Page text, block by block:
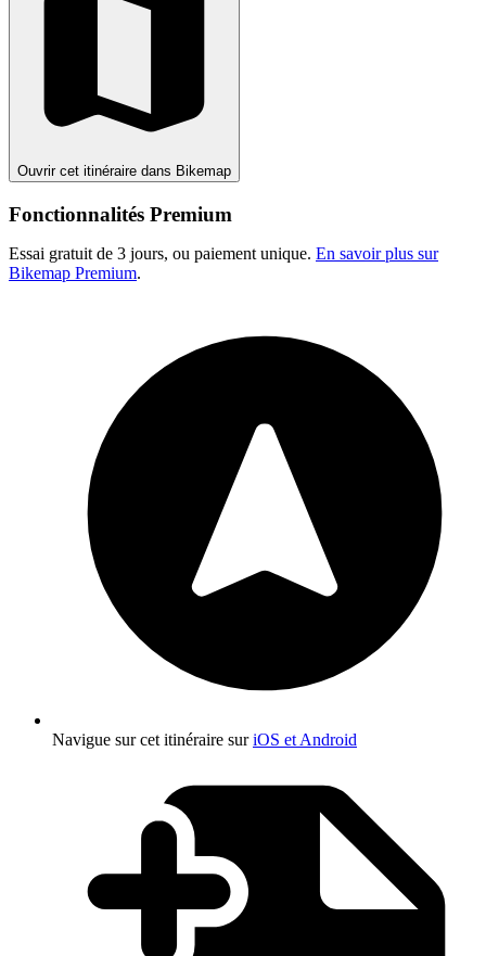
Ouvrir cet itinéraire dans Bikemap
Fonctionnalités Premium
Essai gratuit de 3 jours, ou paiement unique. En savoir plus sur
Bikemap Premium.
Navigue sur cet itinéraire suriOS et Android